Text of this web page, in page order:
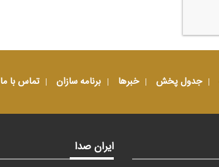
جدول پخش خبرها برنامه سازان تماس با ما
ایران صدا